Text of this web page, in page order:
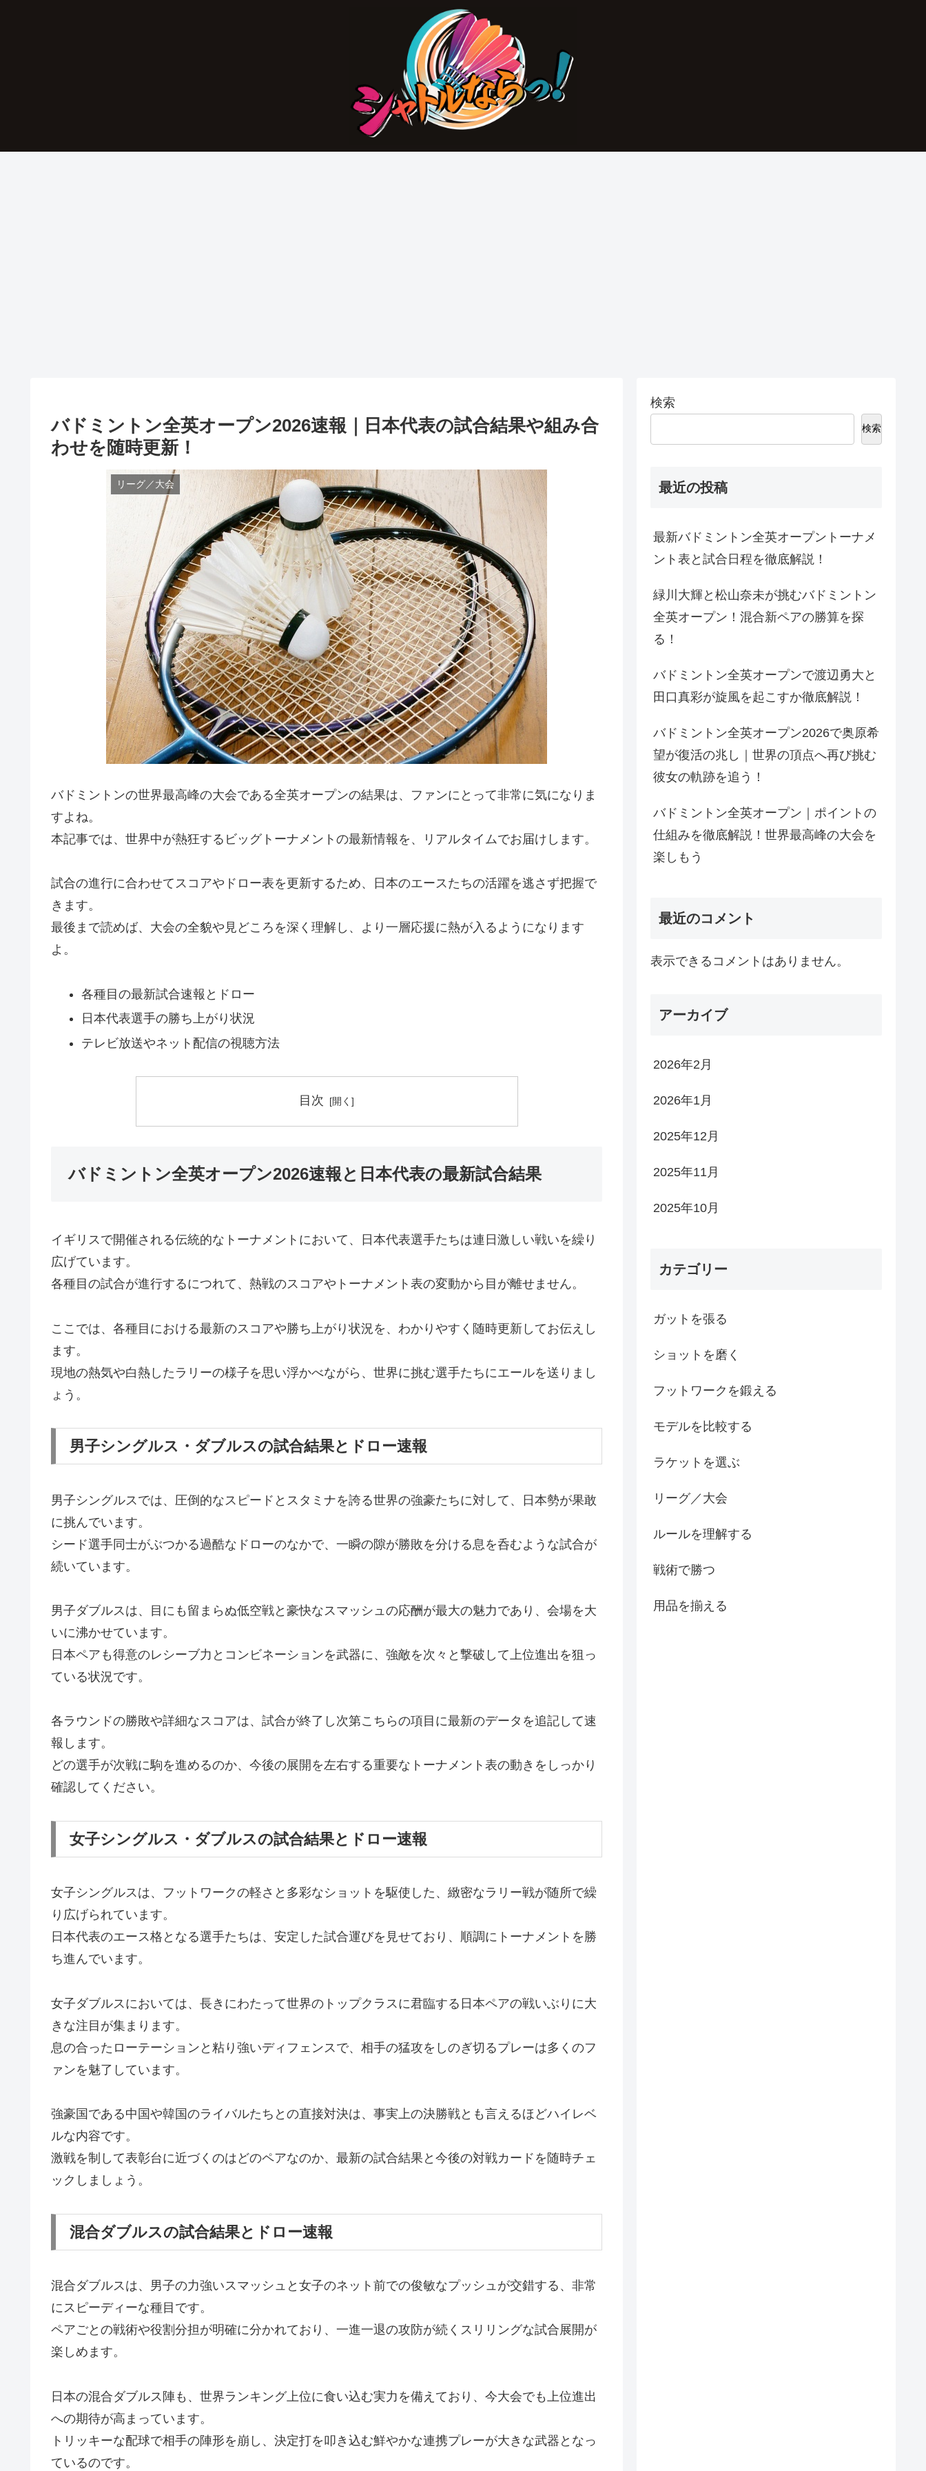
バドミントン全英オープン2026速報｜日本代表の試合結果や組み合
わせを随時更新！
リーグ／大会
バドミントンの世界最高峰の大会である全英オープンの結果は、ファンにとって非常に気になりま
すよね。
本記事では、世界中が熱狂するビッグトーナメントの最新情報を、リアルタイムでお届けします。
試合の進行に合わせてスコアやドロー表を更新するため、日本のエースたちの活躍を逃さず把握で
きます。
最後まで読めば、大会の全貌や見どころを深く理解し、より一層応援に熱が入るようになります
よ。
各種目の最新試合速報とドロー
日本代表選手の勝ち上がり状況
テレビ放送やネット配信の視聴方法
目次
バドミントン全英オープン2026速報と日本代表の最新試合結果
イギリスで開催される伝統的なトーナメントにおいて、日本代表選手たちは連日激しい戦いを繰り
広げています。
各種目の試合が進行するにつれて、熱戦のスコアやトーナメント表の変動から目が離せません。
ここでは、各種目における最新のスコアや勝ち上がり状況を、わかりやすく随時更新してお伝えし
ます。
現地の熱気や白熱したラリーの様子を思い浮かべながら、世界に挑む選手たちにエールを送りまし
ょう。
男子シングルス・ダブルスの試合結果とドロー速報
男子シングルスでは、圧倒的なスピードとスタミナを誇る世界の強豪たちに対して、日本勢が果敢
に挑んでいます。
シード選手同士がぶつかる過酷なドローのなかで、一瞬の隙が勝敗を分ける息を呑むような試合が
続いています。
男子ダブルスは、目にも留まらぬ低空戦と豪快なスマッシュの応酬が最大の魅力であり、会場を大
いに沸かせています。
日本ペアも得意のレシーブ力とコンビネーションを武器に、強敵を次々と撃破して上位進出を狙っ
ている状況です。
各ラウンドの勝敗や詳細なスコアは、試合が終了し次第こちらの項目に最新のデータを追記して速
報します。
どの選手が次戦に駒を進めるのか、今後の展開を左右する重要なトーナメント表の動きをしっかり
確認してください。
女子シングルス・ダブルスの試合結果とドロー速報
女子シングルスは、フットワークの軽さと多彩なショットを駆使した、緻密なラリー戦が随所で繰
り広げられています。
日本代表のエース格となる選手たちは、安定した試合運びを見せており、順調にトーナメントを勝
ち進んでいます。
女子ダブルスにおいては、長きにわたって世界のトップクラスに君臨する日本ペアの戦いぶりに大
きな注目が集まります。
息の合ったローテーションと粘り強いディフェンスで、相手の猛攻をしのぎ切るプレーは多くのフ
ァンを魅了しています。
強豪国である中国や韓国のライバルたちとの直接対決は、事実上の決勝戦とも言えるほどハイレベ
ルな内容です。
激戦を制して表彰台に近づくのはどのペアなのか、最新の試合結果と今後の対戦カードを随時チェ
ックしましょう。
混合ダブルスの試合結果とドロー速報
混合ダブルスは、男子の力強いスマッシュと女子のネット前での俊敏なプッシュが交錯する、非常
にスピーディーな種目です。
ペアごとの戦術や役割分担が明確に分かれており、一進一退の攻防が続くスリリングな試合展開が
楽しめます。
日本の混合ダブルス陣も、世界ランキング上位に食い込む実力を備えており、今大会でも上位進出
への期待が高まっています。
トリッキーな配球で相手の陣形を崩し、決定打を叩き込む鮮やかな連携プレーが大きな武器となっ
ているのです。
検索
検索
最近の投稿
最新バドミントン全英オープントーナメ
ント表と試合日程を徹底解説！
緑川大輝と松山奈未が挑むバドミントン
全英オープン！混合新ペアの勝算を探
る！
バドミントン全英オープンで渡辺勇大と
田口真彩が旋風を起こすか徹底解説！
バドミントン全英オープン2026で奥原希
望が復活の兆し｜世界の頂点へ再び挑む
彼女の軌跡を追う！
バドミントン全英オープン｜ポイントの
仕組みを徹底解説！世界最高峰の大会を
楽しもう
最近のコメント
表示できるコメントはありません。
アーカイブ
2026年2月
2026年1月
2025年12月
2025年11月
2025年10月
カテゴリー
ガットを張る
ショットを磨く
フットワークを鍛える
モデルを比較する
ラケットを選ぶ
リーグ／大会
ルールを理解する
戦術で勝つ
用品を揃える